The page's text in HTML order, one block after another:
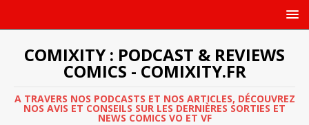
COMIXITY : PODCAST & REVIEWS
COMICS - COMIXITY.FR
A TRAVERS NOS PODCASTS ET NOS ARTICLES, DÉCOUVREZ
NOS AVIS ET CONSEILS SUR LES DERNIÈRES SORTIES ET
NEWS COMICS VO ET VF